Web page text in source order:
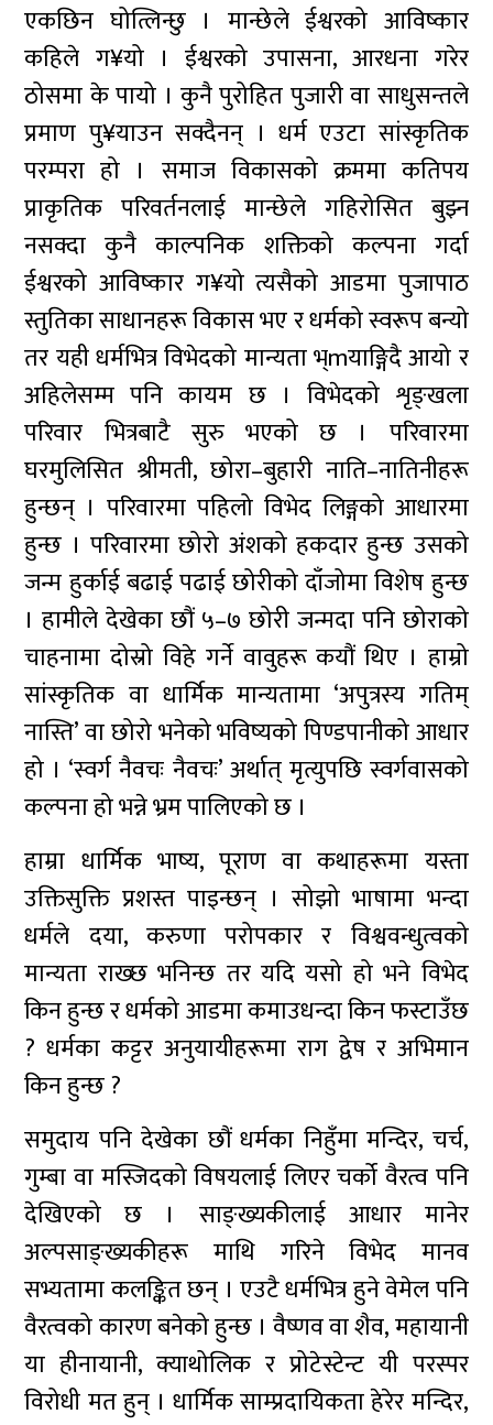
एकछिन घोत्लिन्छु । मान्छेले ईश्वरको आविष्कार
कहिले ग¥यो । ईश्वरको उपासना, आरधना गरेर
ठोसमा के पायो । कुनै पुरोहित पुजारी वा साधुसन्तले
प्रमाण पु¥याउन सक्दैनन् । धर्म एउटा सांस्कृतिक
परम्परा हो । समाज विकासको क्रममा कतिपय
प्राकृतिक परिवर्तनलाई मान्छेले गहिरोसित बुझ्न
नसक्दा कुनै काल्पनिक शक्तिको कल्पना गर्दा
ईश्वरको आविष्कार ग¥यो त्यसैको आडमा पुजापाठ
स्तुतिका साधानहरू विकास भए र धर्मको स्वरूप बन्यो
तर यही धर्मभित्र विभेदको मान्यता भ्mयाङ्गिदै आयो र
अहिलेसम्म पनि कायम छ । विभेदको शृङ्खला
परिवार भित्रबाटै सुरु भएको छ । परिवारमा
घरमुलिसित श्रीमती, छोरा–बुहारी नाति–नातिनीहरू
हुन्छन् । परिवारमा पहिलो विभेद लिङ्गको आधारमा
हुन्छ । परिवारमा छोरो अंशको हकदार हुन्छ उसको
जन्म हुर्काई बढाई पढाई छोरीको दाँजोमा विशेष हुन्छ
। हामीले देखेका छौं ५–७ छोरी जन्मदा पनि छोराको
चाहनामा दोस्रो विहे गर्ने वावुहरू कयौं थिए । हाम्रो
सांस्कृतिक वा धार्मिक मान्यतामा ‘अपुत्रस्य गतिम्
नास्ति’ वा छोरो भनेको भविष्यको पिण्डपानीको आधार
हो । ‘स्वर्ग नैवचः नैवचः’ अर्थात् मृत्युपछि स्वर्गवासको
कल्पना हो भन्ने भ्रम पालिएको छ ।
हाम्रा धार्मिक भाष्य, पूराण वा कथाहरूमा यस्ता
उक्तिसुक्ति प्रशस्त पाइन्छन् । सोझो भाषामा भन्दा
धर्मले दया, करुणा परोपकार र विश्ववन्धुत्वको
मान्यता राख्छ भनिन्छ तर यदि यसो हो भने विभेद
किन हुन्छ र धर्मको आडमा कमाउधन्दा किन फस्टाउँछ
? धर्मका कट्टर अनुयायीहरूमा राग द्वेष र अभिमान
किन हुन्छ ?
समुदाय पनि देखेका छौं धर्मका निहुँमा मन्दिर, चर्च,
गुम्बा वा मस्जिदको विषयलाई लिएर चर्को वैरत्व पनि
देखिएको छ । साङ्ख्यकीलाई आधार मानेर
अल्पसाङ्ख्यकीहरू माथि गरिने विभेद मानव
सभ्यतामा कलङ्कित छन् । एउटै धर्मभित्र हुने वेमेल पनि
वैरत्वको कारण बनेको हुन्छ । वैष्णव वा शैव, महायानी
या हीनायानी, क्याथोलिक र प्रोटेस्टेन्ट यी परस्पर
विरोधी मत हुन् । धार्मिक साम्प्रदायिकता हेरेर मन्दिर,